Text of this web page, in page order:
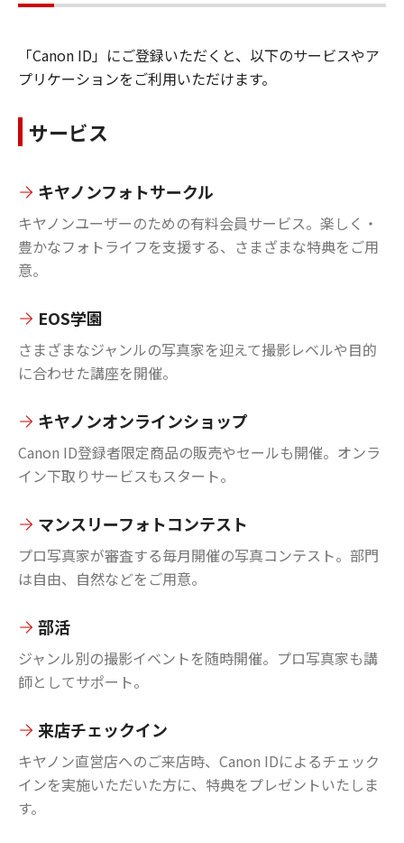
「Canon ID」にご登録いただくと、以下のサービスやア
プリケーションをご利用いただけます。
サービス
キヤノンフォトサークル
キヤノンユーザーのための有料会員サービス。楽しく・
豊かなフォトライフを支援する、さまざまな特典をご用
意。
EOS学園
さまざまなジャンルの写真家を迎えて撮影レベルや目的
に合わせた講座を開催。
キヤノンオンラインショップ
Canon ID登録者限定商品の販売やセールも開催。オンラ
イン下取りサービスもスタート。
マンスリーフォトコンテスト
プロ写真家が審査する毎月開催の写真コンテスト。部門
は自由、自然などをご用意。
部活
ジャンル別の撮影イベントを随時開催。プロ写真家も講
師としてサポート。
来店チェックイン
キヤノン直営店へのご来店時、Canon IDによるチェック
インを実施いただいた方に、特典をプレゼントいたしま
す。